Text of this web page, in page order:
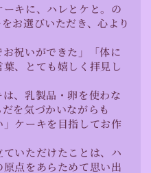
キに、ハレとケと。の
お選びいただき、心より
お祝いができた」「体に
、とても嬉しく拝見し
、乳製品・卵を使わな
を気づかいながらも
」ケーキを目指してお作
いただけたことは、ハ
点をあらためて思い出